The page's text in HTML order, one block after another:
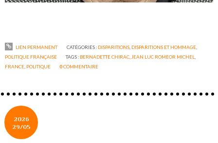
LIEN PERMANENT CATÉGORIES : DISPARITIONS, DISPARITIONS ET HOMMAGE,
POLITIQUE FRANÇAISE
TAGS : BERNADETTE CHIRAC JEAN LUC ROMEOR MICHEL
FRANCE POLITIQUE 0COMMENTAIRE
2026
29/05